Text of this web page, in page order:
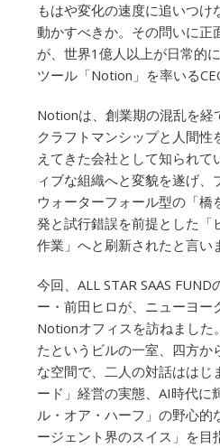
もはや変化の速度に追いつけ
動かすべきか。その問いに正
が、世界1億人以上が日常的
ツール「Notion」を率いる
Notionは、創業期の混乱を経
クラフトマンシップと人間
えてきた会社として知られて
ィブな組織へと変貌を遂げ、
ウォーターフォール型の「橋
発と試行錯誤を前提とした「
作業」へと刷新されたと言い
今回、ALL STAR SAAS
ー・前田ヒロが、ニューヨー
Notionオフィスを訪ねまし
たというビルの一室、四方か
な空間で、二人の対話ははじ
ード」経営の実態、AI時代に
ル・オア・ハーフ」の野心的
ージェント界のスイス」を目